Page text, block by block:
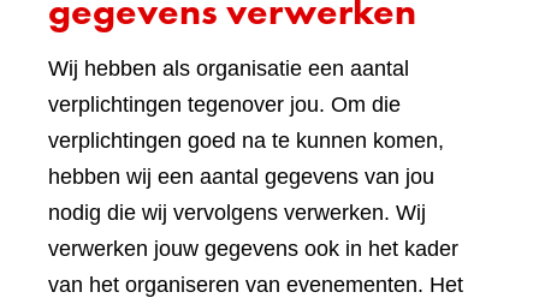
gegevens verwerken
Wij hebben als organisatie een aantal
verplichtingen tegenover jou. Om die
verplichtingen goed na te kunnen komen,
hebben wij een aantal gegevens van jou
nodig die wij vervolgens verwerken. Wij
verwerken jouw gegevens ook in het kader
van het organiseren van evenementen. Het